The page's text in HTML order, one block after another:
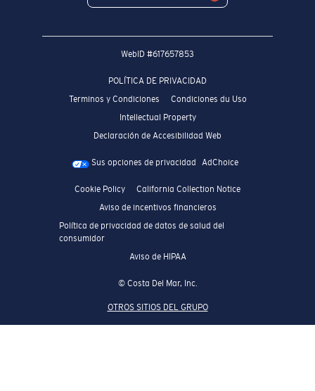
WebID #617657853
POLÍTICA DE PRIVACIDAD
Terminos y Condiciones
Condiciones du Uso
Intellectual Property
Declaración de Accesibilidad Web
Sus opciones de privacidad AdChoice
Cookie Policy
California Collection Notice
Aviso de incentivos financieros
Política de privacidad de datos de salud del
consumidor
Aviso de HIPAA
© Costa Del Mar, Inc.
OTROS SITIOS DEL GRUPO